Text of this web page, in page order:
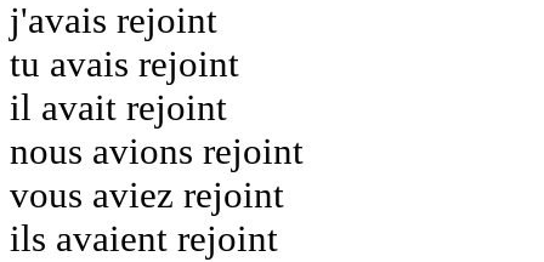
j'avais rejoint
tu avais rejoint
il avait rejoint
nous avions rejoint
vous aviez rejoint
ils avaient rejoint